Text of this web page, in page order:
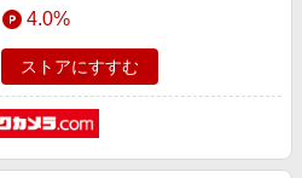
4.0%
ストアにすすむ